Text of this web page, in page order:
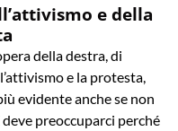
e della
della destra, di
e la protesta,
evidente anche se non
preoccuparci perché